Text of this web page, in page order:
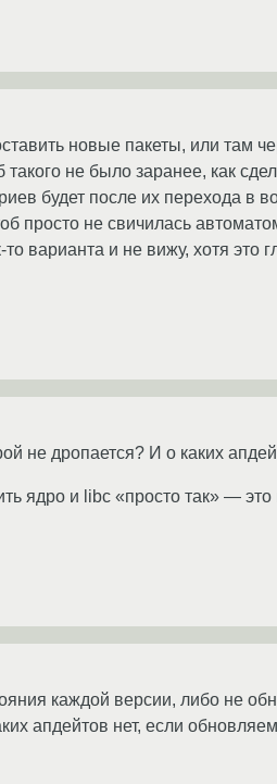
новые пакеты, или там
не было заранее, как
будет после их перехода в
просто не свичилась
варианта и не вижу, хотя это
не дропается? И о каких
ядро и libc «просто так» —
каждой версии, либо не
апдейтов нет, если